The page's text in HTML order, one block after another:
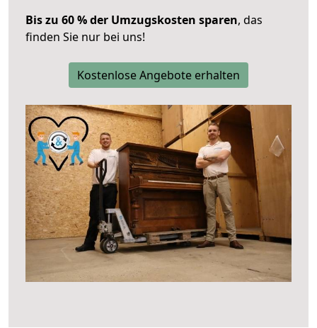
Bis zu 60 % der Umzugskosten sparen, das
finden Sie nur bei uns!
Kostenlose Angebote erhalten